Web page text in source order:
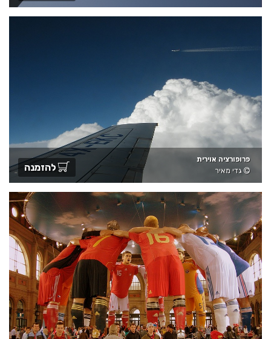
פרופורציה אוירית
גדי מאיר
להזמנה